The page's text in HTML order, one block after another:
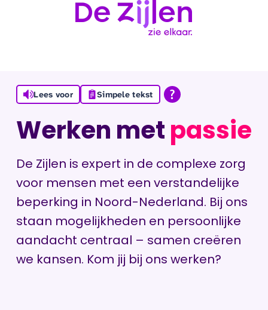
Lees voor Simpele tekst
Werken metpassie
De Zijlen is expert in de complexe zorg
voor mensen met een verstandelijke
beperking in Noord-Nederland. Bij ons
staan mogelijkheden en persoonlijke
aandacht centraal – samen creëren
we kansen. Kom jij bij ons werken?